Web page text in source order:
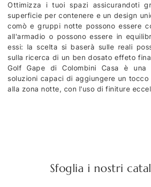
Ottimizza i tuoi spazi assicurandoti
superficie per contenere e un design
comò e gruppi notte possono essere
all'armadio o possono essere in
essi: la scelta si baserà sulle reali
sulla ricerca di un ben dosato effeto
Golf Gape di Colombini Casa è una
soluzioni capaci di aggiungere un
alla zona notte, con l'uso di finiture
Sfoglia i nostri